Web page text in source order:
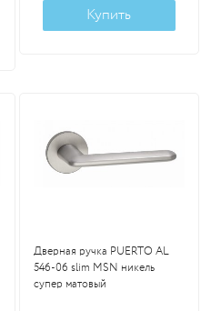
Купить
Дверная ручка PUERTO AL
546-06 slim MSN никель
супер матовый